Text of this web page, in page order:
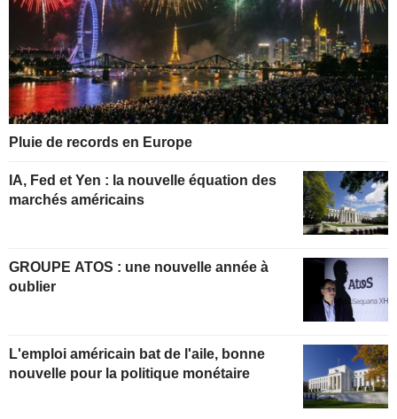
Pluie de records en Europe
IA, Fed et Yen : la nouvelle équation des
marchés américains
GROUPE ATOS : une nouvelle année à
oublier
L'emploi américain bat de l'aile, bonne
nouvelle pour la politique monétaire